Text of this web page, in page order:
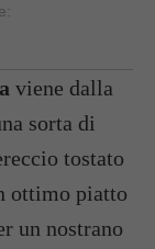
viene dalla
sorta di
tostato
ottimo piatto
un nostrano